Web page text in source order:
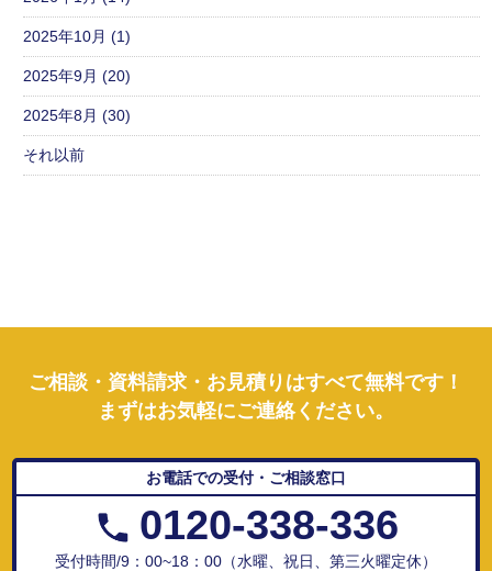
2025年10月 (1)
2025年9月 (20)
2025年8月 (30)
それ以前
ご相談・資料請求・お見積りはすべて無料です！
まずはお気軽にご連絡ください。
お電話での受付・ご相談窓口
0120-338-336
受付時間/9：00~18：00（水曜、祝日、第三火曜定休）